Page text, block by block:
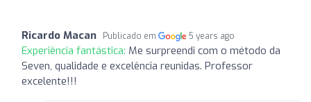
Ricardo Macan Publicado em 5 years ago
Experiência fantástica: Me surpreendi com o método da
Seven, qualidade e excelência reunidas. Professor
excelente!!!